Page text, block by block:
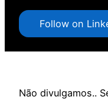
Follow on
Não divulgamos..